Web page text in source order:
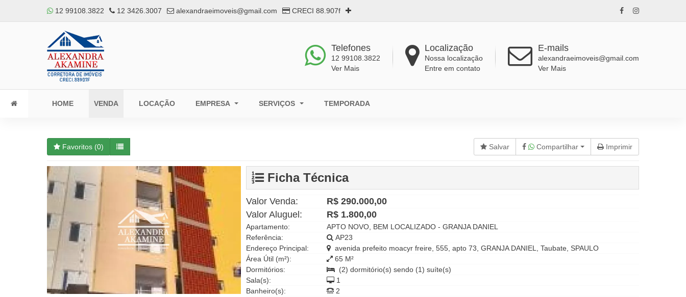
12 99108.3822 12 3426.3007 alexandraeimoveis@gmail.com CRECI 88.907f
Telefones
12 99108.3822
Ver Mais
Localização
Nossa localização
Entre em contato
E-mails
alexandraeimoveis@gmail.com
Ver Mais
HOME VENDA LOCAÇÃO EMPRESA SERVIÇOS TEMPORADA
Favoritos (0) Salvar Compartilhar Imprimir
Ficha Técnica
Valor Venda:
R$ 290.000,00
Valor Aluguel:
R$ 1.800,00
Apartamento:
APTO NOVO, BEM LOCALIZADO - GRANJA DANIEL
Referência:
AP23
Endereço Principal:
avenida prefeito moacyr freire, 555, apto 73, GRANJA DANIEL, Taubate, SPAULO
Área Útil (m²):
65 M²
Dormitórios:
(2) dormitório(s) sendo (1) suíte(s)
Sala(s):
1
Banheiro(s):
2